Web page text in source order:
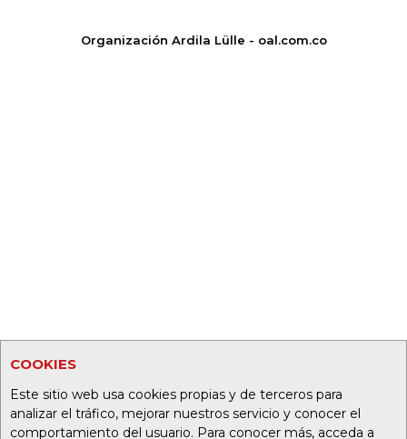
COOKIES
Este sitio web usa cookies propias y de terceros para
analizar el tráfico, mejorar nuestros servicio y conocer el
comportamiento del usuario. Para conocer más, acceda a
Organización Ardila Lülle - oal.com.co